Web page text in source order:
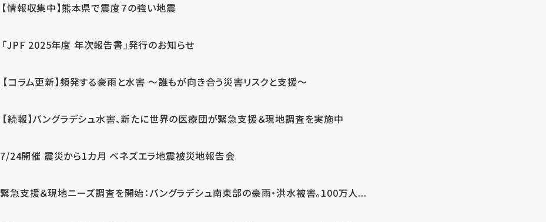
【情報収集中】熊本県で震度７の強い地震
「JPF 2025年度 年次報告書」発行のお知らせ
【コラム更新】頻発する豪雨と水害 ～誰もが向き合う災害リスクと支援～
【続報】バングラデシュ水害、新たに世界の医療団が緊急支援＆現地調査を実施中
7/24開催 震災から1カ月 ベネズエラ地震被災地報告会
緊急支援＆現地ニーズ調査を開始：バングラデシュ南東部の豪雨・洪水被害。100万人...